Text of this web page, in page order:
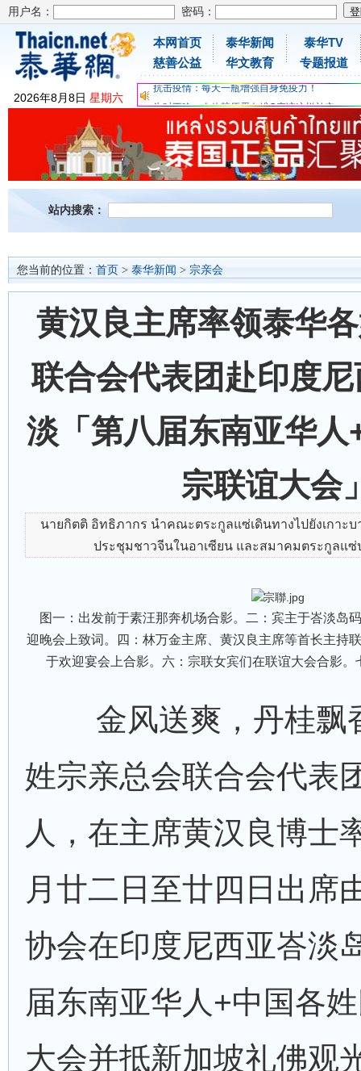
用户名： 密码：
2026年8月8日 星期六
本网首页
慈善公益
泰华新闻
华文教育
泰华TV
专题报道
为时不晚，人体胶原蛋白维C应该这样补充
关爱儿童健康，免费领取日本原装尤妮佳超立体
抗击疫情：每天一瓶增强自身免疫力！
为时不晚，人体胶原蛋白维C应该这样补充
关爱儿童健康，免费领取日本原装尤妮佳超立体
抗击疫情：每天一瓶增强自身免疫力！
站内搜索：
您当前的位置： 首页 > 泰华新闻 > 宗亲会
黄汉良主席率领泰华
联合会代表团赴印度
淡「第八届东南亚华人
宗联谊大会
นายกิตติ อิทธิภากร นำคณะตระกูลแซ่เดินทางไปยังเกาะบ
ประชุมชาวจีนในอาเซียน และสมาคมตระกูลแซ่
图一：出发前于素汪那奔机场合影。二：宾主于峇淡岛
迎晚会上致词。四：林万金主席、黄汉良主席等首长主持
于欢迎宴会上合影。六：宗联女宾们在联谊大会合影
金风送爽，丹桂飘
姓宗亲总会联合会代表
人，在主席黄汉良博士
月廿二日至廿四日出席
协会在印度尼西亚峇淡
届东南亚华人+中国各
大会并抵新加坡礼佛观